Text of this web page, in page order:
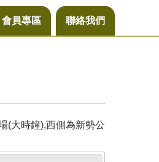
會員專區 聯絡我們
(大時鐘),西側為新勢公